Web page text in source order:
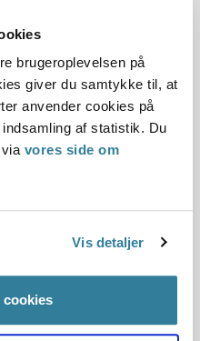
brugeroplevelsen på
giver du samtykke til, at
anvender cookies på
af statistik. Du
vores side om
Vis detaljer
cookies
der stod mere end
vurderede, at kommunens
udbud til
Udbud af fast ejendom
fast ejendom, der efter
anlæg og benyttet